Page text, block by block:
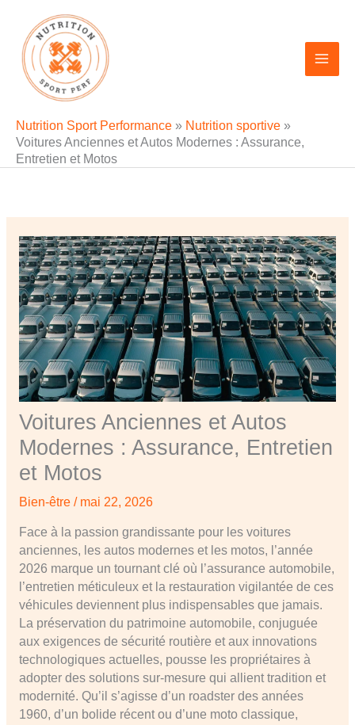
contenu
Nutrition Sport Performance » Nutrition sportive »
Voitures Anciennes et Autos Modernes : Assurance,
Entretien et Motos
Voitures Anciennes et Autos
Modernes : Assurance, Entretien
et Motos
Bien-être/ mai 22, 2026
Face à la passion grandissante pour les voitures
anciennes, les autos modernes et les motos, l’année
2026 marque un tournant clé où l’assurance automobile,
l’entretien méticuleux et la restauration vigilantée de ces
véhicules deviennent plus indispensables que jamais.
La préservation du patrimoine automobile, conjuguée
aux exigences de sécurité routière et aux innovations
technologiques actuelles, pousse les propriétaires à
adopter des solutions sur-mesure qui allient tradition et
modernité. Qu’il s’agisse d’un roadster des années
1960, d’un bolide récent ou d’une moto classique,